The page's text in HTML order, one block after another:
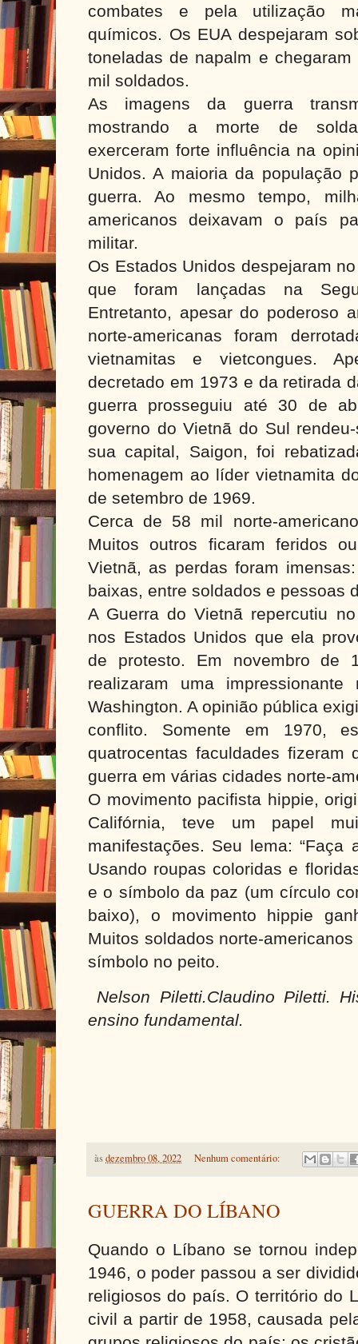
combates e pela utilização
químicos. Os EUA despejaram
toneladas de napalm e
mil soldados.
As imagens da guerra
mostrando a morte de
exerceram forte influência na
Unidos. A maioria da população
guerra. Ao mesmo tempo,
americanos deixavam o país
militar.
Os Estados Unidos despejaram
que foram lançadas na
Entretanto, apesar do poderoso
norte-americanas foram
vietnamitas e vietcongues.
decretado em 1973 e da retirada
guerra prosseguiu até 30 de
governo do Vietnã do Sul
sua capital, Saigon, foi
homenagem ao líder vietnamita
de setembro de 1969.
Cerca de 58 mil norte-
Muitos outros ficaram feridos
Vietnã, as perdas foram
baixas, entre soldados e pessoas
A Guerra do Vietnã repercutiu
nos Estados Unidos que ela
de protesto. Em novembro de
realizaram uma
Washington. A opinião pública
conflito. Somente em 1970,
quatrocentas faculdades fizeram
guerra em várias cidades norte-
O movimento pacifista hippie,
Califórnia, teve um papel
manifestações. Seu lema: “Faça
Usando roupas coloridas e
e o símbolo da paz (um círculo
baixo), o movimento hippie
Muitos soldados norte-
símbolo no peito.
Nelson Piletti.Claudino Piletti.
ensino fundamental.
àsdezembro 08, 2022 Nenhum comentário:
GUERRA DO LÍBANO
Quando o Líbano se tornou
1946, o poder passou a ser
religiosos do país. O território do
civil a partir de 1958, causada